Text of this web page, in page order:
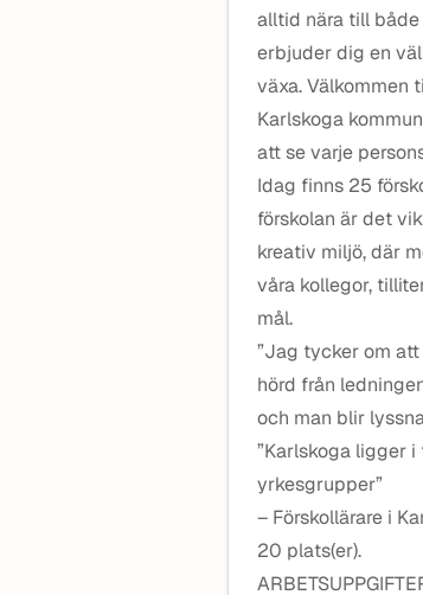
alltid nära till
erbjuder dig en
växa. Välkommen
Karlskoga
att se varje
Idag finns 25
förskolan är det
kreativ miljö, där
våra kollegor,
mål.
”Jag tycker om
hörd från
och man blir
”Karlskoga ligger
yrkesgrupper”
– Förskollärare i
20 plats(er).